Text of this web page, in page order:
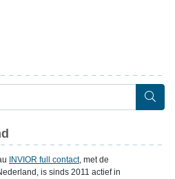
INVIOR full contact, met de
is sinds 2011 actief in